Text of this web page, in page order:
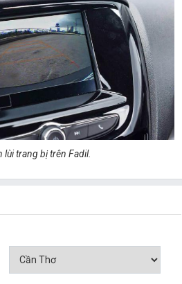
lùi trang bị trên Fadil.